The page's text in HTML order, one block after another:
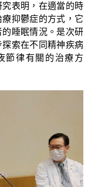
表明，在適當的時
抑鬱症的方式，它
睡眠情況。是次研
索在不同精神疾病
節律有關的治療方